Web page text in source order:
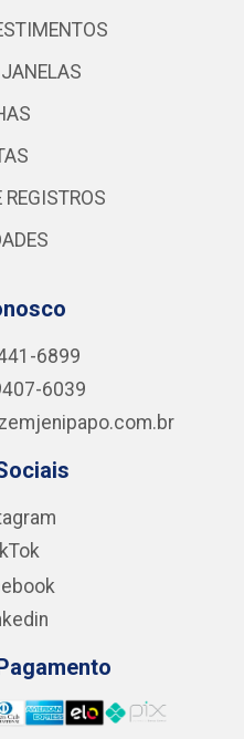
REGISTROS
6899
6039